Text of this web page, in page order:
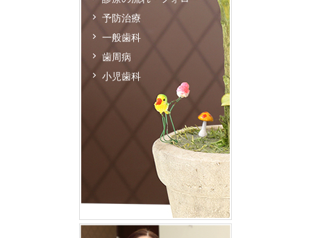
予防治療
一般歯科
歯周病
小児歯科